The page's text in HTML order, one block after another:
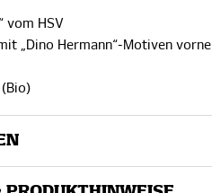
vom HSV
„Dino Hermann“-Motiven vorne